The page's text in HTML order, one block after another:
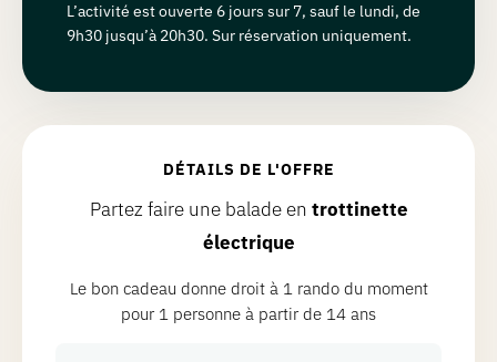
L’activité est ouverte 6 jours sur 7, sauf le lundi, de
9h30 jusqu’à 20h30. Sur réservation uniquement.
DÉTAILS DE L'OFFRE
Partez faire une balade en trottinette
électrique
Le bon cadeau donne droit à 1 rando du moment
pour 1 personne à partir de 14 ans